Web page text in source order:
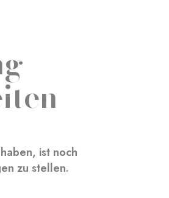
ist noch
zu stellen.